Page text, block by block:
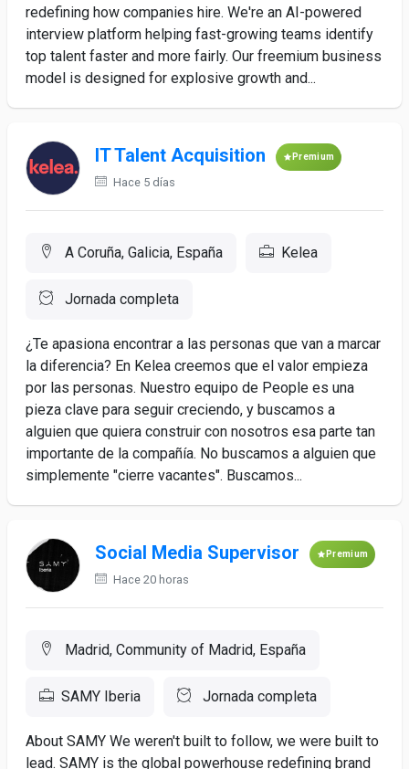
redefining how companies hire. We're an AI-powered
interview platform helping fast-growing teams identify
top talent faster and more fairly. Our freemium business
model is designed for explosive growth and...
IT Talent Acquisition Premium
Hace 5 días
A Coruña, Galicia, España Kelea
Jornada completa
¿Te apasiona encontrar a las personas que van a marcar
la diferencia? En Kelea creemos que el valor empieza
por las personas. Nuestro equipo de People es una
pieza clave para seguir creciendo, y buscamos a
alguien que quiera construir con nosotros esa parte tan
importante de la compañía. No buscamos a alguien que
simplemente "cierre vacantes". Buscamos...
Social Media Supervisor Premium
Hace 20 horas
Madrid, Community of Madrid, España
SAMY Iberia Jornada completa
About SAMY We weren't built to follow, we were built to
lead. SAMY is the global powerhouse redefining brand